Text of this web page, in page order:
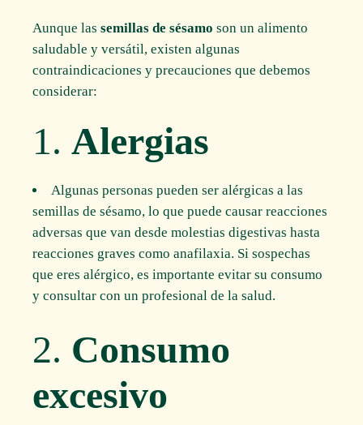
Aunque lassemillas de sésamo son un alimento
saludable y versátil, existen algunas
contraindicaciones y precauciones que debemos
considerar:
1.Alergias
Algunas personas pueden ser alérgicas a las
semillas de sésamo, lo que puede causar reacciones
adversas que van desde molestias digestivas hasta
reacciones graves como anafilaxia. Si sospechas
que eres alérgico, es importante evitar su consumo
y consultar con un profesional de la salud.
2. Consumo
excesivo